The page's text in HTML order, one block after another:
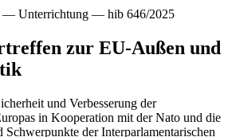
— Unterrichtung — hib 646/2025
zur EU-Außen und
und Verbesserung der
in Kooperation mit der Nato und die
der Interparlamentarischen